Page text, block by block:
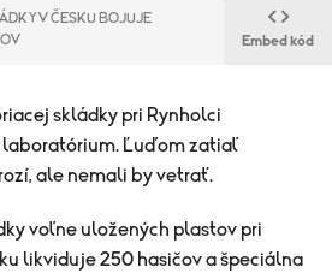
V ČESKU BOJUJE
Embed kód
skládky pri Rynholci
Ľuďom zatiaľ
ale nemali by vetrať.
voľne uložených plastov pri
likviduje 250 hasičov a špeciálna